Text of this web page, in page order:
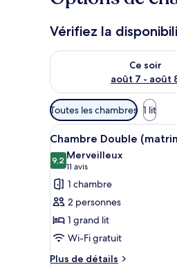
Vérifiez la
Ce soir
août 7 - août
Vérifier la disponibilité
Filtres
disponibles
pour
les
chambres
Toutes les chambres 1 lit
Afficher
toutes
les
photos
pour
ce
type
de
chambre :
11
Chambre Double
9,29,2 sur 10
Merveilleux
11 avis
(11 avis)
1 chambre
2 personnes
1 grand lit
Wi-Fi gratuit
Plus de détails
Plus